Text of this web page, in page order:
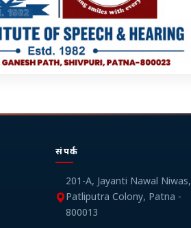
संपर्क
201-A, Jayanti Nawal Niwas,
Patliputra Colony, Patna -
800013